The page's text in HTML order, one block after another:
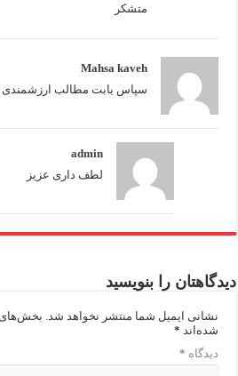
متشکر
Mahsa kaveh
سپاس بابت مطالب ارزشمندی
admin
لطف داری عزیز
دیدگاهتان را بنویسید
نشانی ایمیل شما منتشر نخواهد شد. بخش‌های
شده‌اند *
دیدگاه *